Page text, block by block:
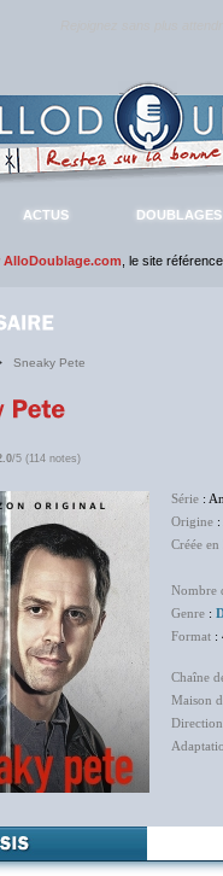
ACTUS DOUBLAGES
AlloDoublage.com , le site
Sneaky Pete
/5 (114 notes)
Série :
Origine
Créée
Nombre
Genre :
Format :
Chaîne
Maison